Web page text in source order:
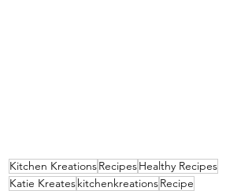
Kitchen KreationsRecipesHealthy Recipes
Katie KreateskitchenkreationsRecipe